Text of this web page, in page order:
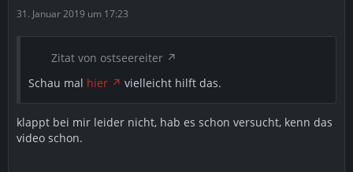
31. Januar 2019 um 17:23
Zitat von ostseereiter
Schau mal hier vielleicht hilft das.
klappt bei mir leider nicht, hab es schon versucht, kenn das
video schon.